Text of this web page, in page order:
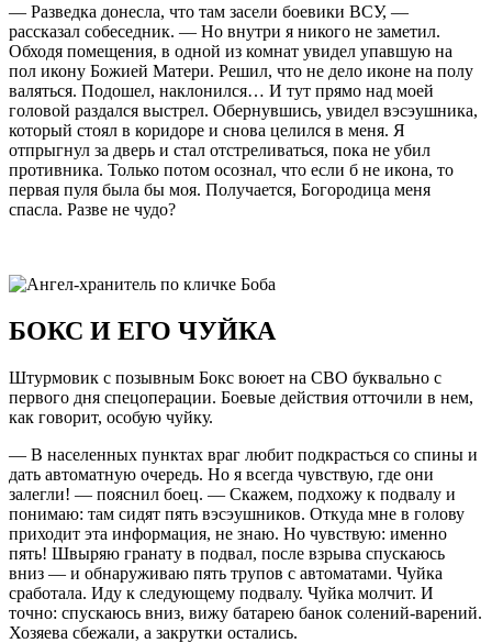
— Разведка донесла, что там засели боевики ВСУ, —
рассказал собеседник. — Но внутри я никого не заметил.
Обходя помещения, в одной из комнат увидел упавшую на
пол икону Божией Матери. Решил, что не дело иконе на полу
валяться. Подошел, наклонился… И тут прямо над моей
головой раздался выстрел. Обернувшись, увидел вэсэушника,
который стоял в коридоре и снова целился в меня. Я
отпрыгнул за дверь и стал отстреливаться, пока не убил
противника. Только потом осознал, что если б не икона, то
первая пуля была бы моя. Получается, Богородица меня
спасла. Разве не чудо?
БОКС И ЕГО ЧУЙКА
Штурмовик с позывным Бокс воюет на СВО буквально с
первого дня спецоперации. Боевые действия отточили в нем,
как говорит, особую чуйку.
— В населенных пунктах враг любит подкрасться со спины и
дать автоматную очередь. Но я всегда чувствую, где они
залегли! — пояснил боец. — Скажем, подхожу к подвалу и
понимаю: там сидят пять вэсэушников. Откуда мне в голову
приходит эта информация, не знаю. Но чувствую: именно
пять! Швыряю гранату в подвал, после взрыва спускаюсь
вниз — и обнаруживаю пять трупов с автоматами. Чуйка
сработала. Иду к следующему подвалу. Чуйка молчит. И
точно: спускаюсь вниз, вижу батарею банок солений-варений.
Хозяева сбежали, а закрутки остались.